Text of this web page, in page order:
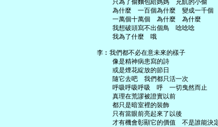
       只為了偷麵包給媽媽　充飢的小偷
       為什麼　一百個為什麼　變成一千個
       一萬個十萬個　為什麼　為什麼
       我想破頭寫不出個鳥　唸唸唸
       我為了什麼　哦
   李︰我們都不必在意未來的樣子
       像是精神病患寫的詩
       或是煙花綻放的節日
       隨它去吧　我們都只活一次
       呼吸呼吸呼吸　呼　一切曳然而止
       真理在荒謬被證實以前
       都只是暗室裡的裝飾
       只有當眼前亮起來了以後
才有機會彰顯它的價值　不是誰能決